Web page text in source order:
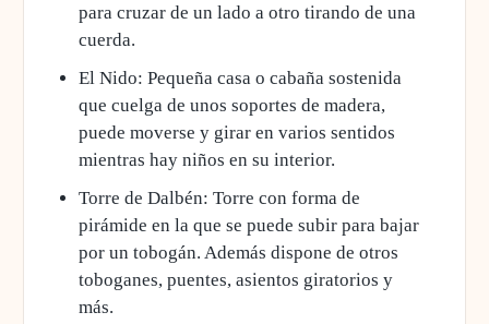
para cruzar de un lado a otro tirando de una
cuerda.
El Nido: Pequeña casa o cabaña sostenida
que cuelga de unos soportes de madera,
puede moverse y girar en varios sentidos
mientras hay niños en su interior.
Torre de Dalbén: Torre con forma de
pirámide en la que se puede subir para bajar
por un tobogán. Además dispone de otros
toboganes, puentes, asientos giratorios y
más.